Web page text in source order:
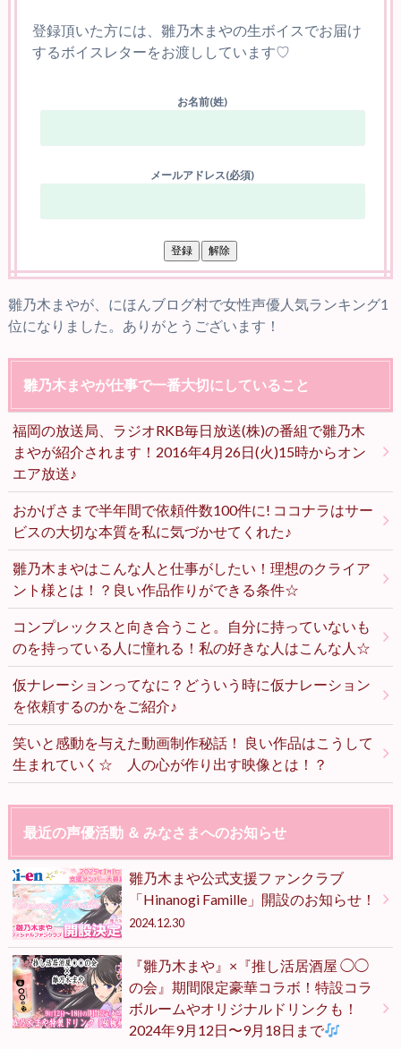
登録頂いた方には、雛乃木まやの生ボイスでお届け
するボイスレターをお渡ししています♡
お名前(姓)
メールアドレス(必須)
雛乃木まやが、にほんブログ村で女性声優人気ランキング1
位になりました。ありがとうございます！
雛乃木まやが仕事で一番大切にしていること
福岡の放送局、ラジオRKB毎日放送(株)の番組で雛乃木
まやが紹介されます！2016年4月26日(火)15時からオン
エア放送♪
おかげさまで半年間で依頼件数100件に! ココナラはサー
ビスの大切な本質を私に気づかせてくれた♪
雛乃木まやはこんな人と仕事がしたい！理想のクライア
ント様とは！？良い作品作りができる条件☆
コンプレックスと向き合うこと。自分に持っていないも
のを持っている人に憧れる！私の好きな人はこんな人☆
仮ナレーションってなに？どういう時に仮ナレーション
を依頼するのかをご紹介♪
笑いと感動を与えた動画制作秘話！ 良い作品はこうして
生まれていく☆ 人の心が作り出す映像とは！？
最近の声優活動 ＆ みなさまへのお知らせ
雛乃木まや公式支援ファンクラブ
「Hinanogi Famille」開設のお知らせ！
2024.12.30
『雛乃木まや』×『推し活居酒屋 ◯◯
の会』期間限定豪華コラボ！特設コラ
ボルームやオリジナルドリンクも！
2024年9月12日〜9月18日まで